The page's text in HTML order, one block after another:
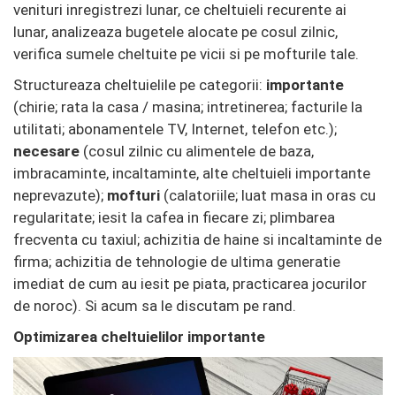
venituri inregistrezi lunar, ce cheltuieli recurente ai
lunar, analizeaza bugetele alocate pe cosul zilnic,
verifica sumele cheltuite pe vicii si pe mofturile tale.
Structureaza cheltuielile pe categorii: importante
(chirie; rata la casa / masina; intretinerea; facturile la
utilitati; abonamentele TV, Internet, telefon etc.);
necesare (cosul zilnic cu alimentele de baza,
imbracaminte, incaltaminte, alte cheltuieli importante
neprevazute); mofturi (calatoriile; luat masa in oras cu
regularitate; iesit la cafea in fiecare zi; plimbarea
frecventa cu taxiul; achizitia de haine si incaltaminte de
firma; achizitia de tehnologie de ultima generatie
imediat de cum au iesit pe piata, practicarea jocurilor
de noroc). Si acum sa le discutam pe rand.
Optimizarea cheltuielilor importante